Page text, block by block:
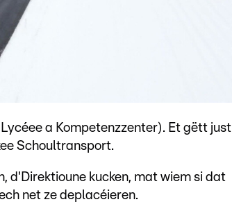
a Kompetenzzenter). Et gëtt just
Schoultransport.
d'Direktioune kucken, mat wiem si dat
net ze deplacéieren.